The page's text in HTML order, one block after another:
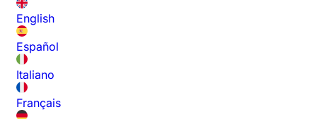
English
Español
Italiano
Français